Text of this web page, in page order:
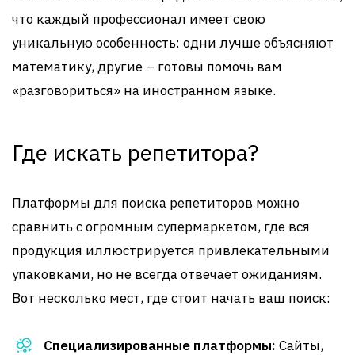
что каждый профессионал имеет свою
уникальную особенность: одни лучше объясняют
математику, другие – готовы помочь вам
«разговориться» на иностранном языке.
Где искать репетитора?
Платформы для поиска репетиторов можно
сравнить с огромным супермаркетом, где вся
продукция иллюстрируется привлекательными
упаковками, но не всегда отвечает ожиданиям.
Вот несколько мест, где стоит начать ваш поиск:
Специализированные платформы: Сайты,